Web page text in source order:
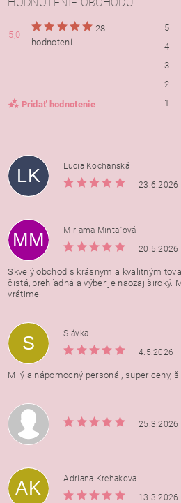
5,0
28
hodnotení
Pridať hodnotenie
5
4
3
2
1
Vložením hodnotenie súhlasíte s
osobných údajov
LK
Lucia Kochanská
|
23.6.2026
MM
Miriama Mintaľová
|
20.5.2026
Skvelý obchod s krásnym a kvalitným
čistá, prehľadná a výber je naozaj široký.
vrátime.
S
Slávka
|
4.5.2026
Milý a nápomocný personál, super ceny,
| 25.3.2026
AK
Adriana Krehakova
|
13.3.2026